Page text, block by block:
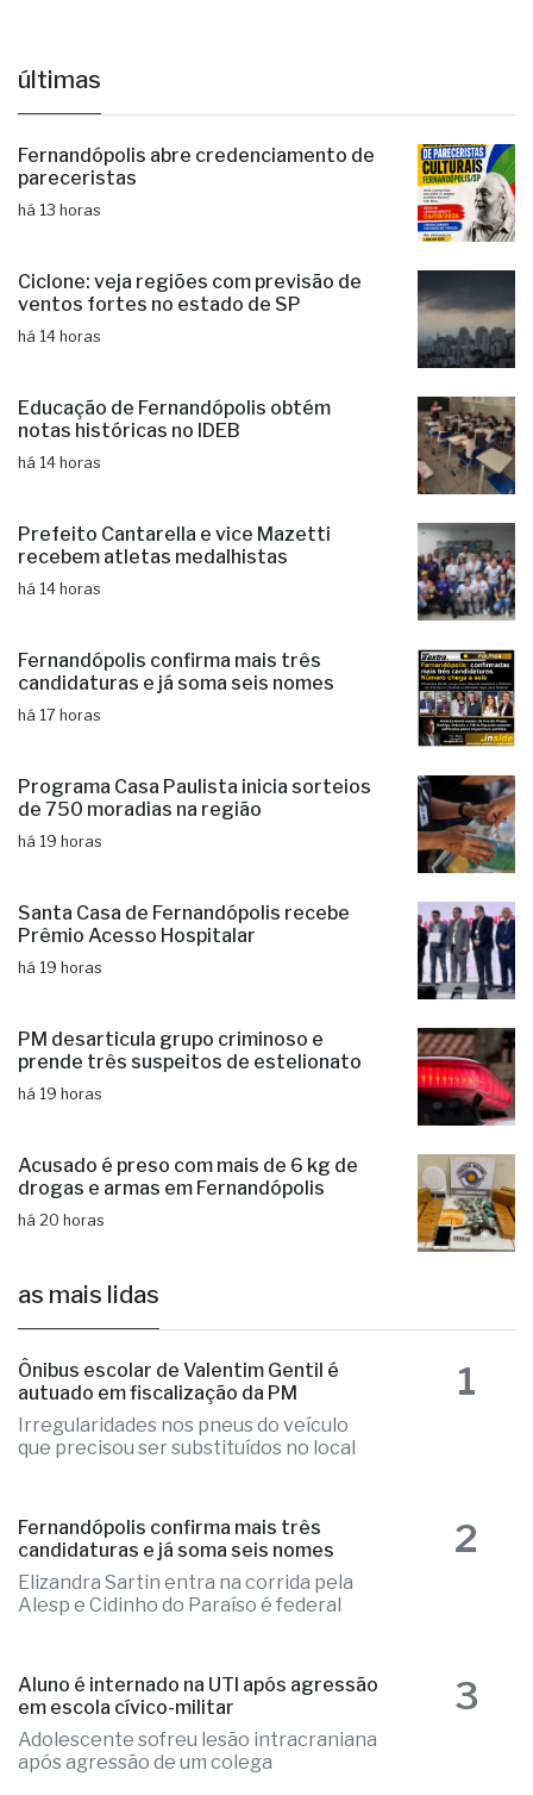
últimas
Fernandópolis abre credenciamento de
pareceristas
há 13 horas
Ciclone: veja regiões com previsão de
ventos fortes no estado de SP
há 14 horas
Educação de Fernandópolis obtém
notas históricas no IDEB
há 14 horas
Prefeito Cantarella e vice Mazetti
recebem atletas medalhistas
há 14 horas
Fernandópolis confirma mais três
candidaturas e já soma seis nomes
há 17 horas
Programa Casa Paulista inicia sorteios
de 750 moradias na região
há 19 horas
Santa Casa de Fernandópolis recebe
Prêmio Acesso Hospitalar
há 19 horas
PM desarticula grupo criminoso e
prende três suspeitos de estelionato
há 19 horas
Acusado é preso com mais de 6 kg de
drogas e armas em Fernandópolis
há 20 horas
as mais lidas
Ônibus escolar de Valentim Gentil é
autuado em fiscalização da PM
Irregularidades nos pneus do veículo
que precisou ser substituídos no local
1
Fernandópolis confirma mais três
candidaturas e já soma seis nomes
Elizandra Sartin entra na corrida pela
Alesp e Cidinho do Paraíso é federal
2
Aluno é internado na UTI após agressão
em escola cívico-militar
Adolescente sofreu lesão intracraniana
após agressão de um colega
3